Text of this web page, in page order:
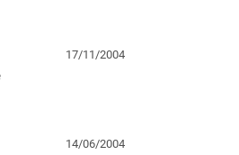
17/11/2004
14/06/2004